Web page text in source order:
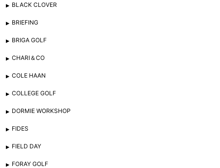
BLACK CLOVER
BRIEFING
BRIGA GOLF
CHARI＆CO
COLE HAAN
COLLEGE GOLF
DORMIE WORKSHOP
FIDES
FIELD DAY
FORAY GOLF